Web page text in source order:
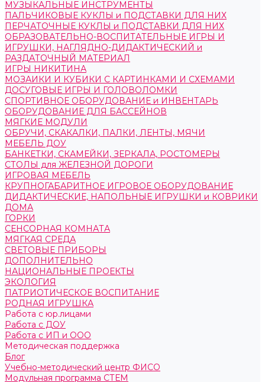
МУЗЫКАЛЬНЫЕ ИНСТРУМЕНТЫ
ПАЛЬЧИКОВЫЕ КУКЛЫ и ПОДСТАВКИ ДЛЯ НИХ
ПЕРЧАТОЧНЫЕ КУКЛЫ и ПОДСТАВКИ ДЛЯ НИХ
ОБРАЗОВАТЕЛЬНО-ВОСПИТАТЕЛЬНЫЕ ИГРЫ И
ИГРУШКИ, НАГЛЯДНО-ДИДАКТИЧЕСКИЙ и
РАЗДАТОЧНЫЙ МАТЕРИАЛ
ИГРЫ НИКИТИНА
МОЗАИКИ И КУБИКИ С КАРТИНКАМИ И СХЕМАМИ
ДОСУГОВЫЕ ИГРЫ И ГОЛОВОЛОМКИ
СПОРТИВНОЕ ОБОРУДОВАНИЕ и ИНВЕНТАРЬ
ОБОРУДОВАНИЕ ДЛЯ БАССЕЙНОВ
МЯГКИЕ МОДУЛИ
ОБРУЧИ, СКАКАЛКИ, ПАЛКИ, ЛЕНТЫ, МЯЧИ
МЕБЕЛЬ ДОУ
БАНКЕТКИ, СКАМЕЙКИ, ЗЕРКАЛА, РОСТОМЕРЫ
СТОЛЫ для ЖЕЛЕЗНОЙ ДОРОГИ
ИГРОВАЯ МЕБЕЛЬ
КРУПНОГАБАРИТНОЕ ИГРОВОЕ ОБОРУДОВАНИЕ
ДИДАКТИЧЕСКИЕ, НАПОЛЬНЫЕ ИГРУШКИ и КОВРИКИ
ДОМА
ГОРКИ
СЕНСОРНАЯ КОМНАТА
МЯГКАЯ СРЕДА
СВЕТОВЫЕ ПРИБОРЫ
ДОПОЛНИТЕЛЬНО
НАЦИОНАЛЬНЫЕ ПРОЕКТЫ
ЭКОЛОГИЯ
ПАТРИОТИЧЕСКОЕ ВОСПИТАНИЕ
РОДНАЯ ИГРУШКА
Работа с юр.лицами
Работа с ДОУ
Работа с ИП и ООО
Методическая поддержка
Блог
Учебно-методический центр ФИСО
Модульная программа СТЕМ